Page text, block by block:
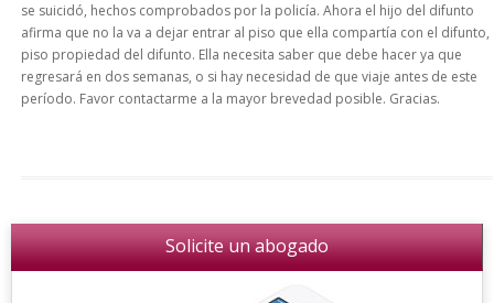
se suicidó, hechos comprobados por la policía. Ahora el hijo del difunto
afirma que no la va a dejar entrar al piso que ella compartía con el difunto,
piso propiedad del difunto. Ella necesita saber que debe hacer ya que
regresará en dos semanas, o si hay necesidad de que viaje antes de este
período. Favor contactarme a la mayor brevedad posible. Gracias.
Solicite un abogado